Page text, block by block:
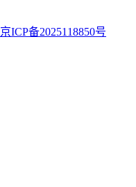
京ICP备2025118850号